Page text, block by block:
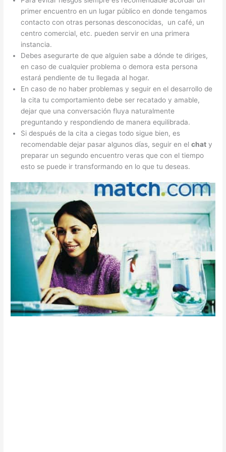
primer encuentro en un lugar público en donde tengamos
contacto con otras personas desconocidas, un café, un
centro comercial, etc. pueden servir en una primera
instancia.
Debes asegurarte de que alguien sabe a dónde te diriges,
en caso de cualquier problema o demora esta persona
estará pendiente de tu llegada al hogar.
En caso de no haber problemas y seguir en el desarrollo de
la cita tu comportamiento debe ser recatado y amable,
dejar que una conversación fluya naturalmente
preguntando y respondiendo de manera equilibrada.
Si después de la cita a ciegas todo sigue bien, es
recomendable dejar pasar algunos días, seguir en elchat y
preparar un segundo encuentro veras que con el tiempo
esto se puede ir transformando en lo que tu deseas.